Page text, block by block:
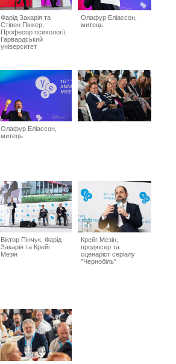
Фарід Закарія та
Стівен Пінкер,
Професор психології,
Гарвардський
університет
Олафур Еліассон,
митець
Олафур Еліассон,
митець
Віктор Пінчук, Фарід
Закарія та Крейг
Мезін
Крейг Мезін,
продюсер та
сценаріст серіалу
"Чернобіль"